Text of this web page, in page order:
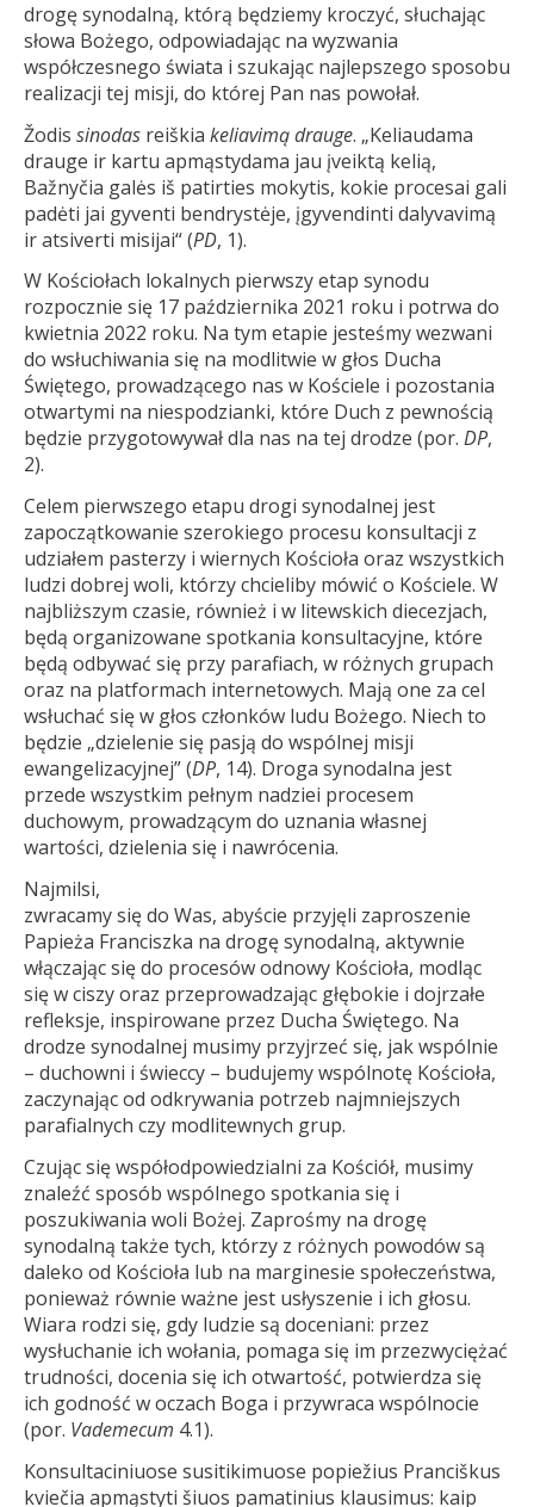
drogę synodalną, którą będziemy kroczyć, słuchając
słowa Bożego, odpowiadając na wyzwania
współczesnego świata i szukając najlepszego sposobu
realizacji tej misji, do której Pan nas powołał.
Žodis sinodas reiškia keliavimą drauge. „Keliaudama
drauge ir kartu apmąstydama jau įveiktą kelią,
Bažnyčia galės iš patirties mokytis, kokie procesai gali
padėti jai gyventi bendrystėje, įgyvendinti dalyvavimą
ir atsiverti misijai“ (PD, 1).
W Kościołach lokalnych pierwszy etap synodu
rozpocznie się 17 października 2021 roku i potrwa do
kwietnia 2022 roku. Na tym etapie jesteśmy wezwani
do wsłuchiwania się na modlitwie w głos Ducha
Świętego, prowadzącego nas w Kościele i pozostania
otwartymi na niespodzianki, które Duch z pewnością
będzie przygotowywał dla nas na tej drodze (por. DP,
2).
Celem pierwszego etapu drogi synodalnej jest
zapoczątkowanie szerokiego procesu konsultacji z
udziałem pasterzy i wiernych Kościoła oraz wszystkich
ludzi dobrej woli, którzy chcieliby mówić o Kościele. W
najbliższym czasie, również i w litewskich diecezjach,
będą organizowane spotkania konsultacyjne, które
będą odbywać się przy parafiach, w różnych grupach
oraz na platformach internetowych. Mają one za cel
wsłuchać się w głos członków ludu Bożego. Niech to
będzie „dzielenie się pasją do wspólnej misji
ewangelizacyjnej” (DP, 14). Droga synodalna jest
przede wszystkim pełnym nadziei procesem
duchowym, prowadzącym do uznania własnej
wartości, dzielenia się i nawrócenia.
Najmilsi,
zwracamy się do Was, abyście przyjęli zaproszenie
Papieża Franciszka na drogę synodalną, aktywnie
włączając się do procesów odnowy Kościoła, modląc
się w ciszy oraz przeprowadzając głębokie i dojrzałe
refleksje, inspirowane przez Ducha Świętego. Na
drodze synodalnej musimy przyjrzeć się, jak wspólnie
– duchowni i świeccy – budujemy wspólnotę Kościoła,
zaczynając od odkrywania potrzeb najmniejszych
parafialnych czy modlitewnych grup.
Czując się współodpowiedzialni za Kościół, musimy
znaleźć sposób wspólnego spotkania się i
poszukiwania woli Bożej. Zaprośmy na drogę
synodalną także tych, którzy z różnych powodów są
daleko od Kościoła lub na marginesie społeczeństwa,
ponieważ równie ważne jest usłyszenie i ich głosu.
Wiara rodzi się, gdy ludzie są doceniani: przez
wysłuchanie ich wołania, pomaga się im przezwyciężać
trudności, docenia się ich otwartość, potwierdza się
ich godność w oczach Boga i przywraca wspólnocie
(por. Vademecum 4.1).
Konsultaciniuose susitikimuose popiežius Pranciškus
kviečia apmąstyti šiuos pamatinius klausimus: kaip